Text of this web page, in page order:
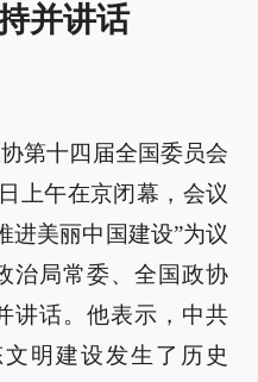
并讲话
第十四届全国委员会
上午在京闭幕，会议
进美丽中国建设”为议
治局常委、全国政协
讲话。他表示，中共
明建设发生了历史